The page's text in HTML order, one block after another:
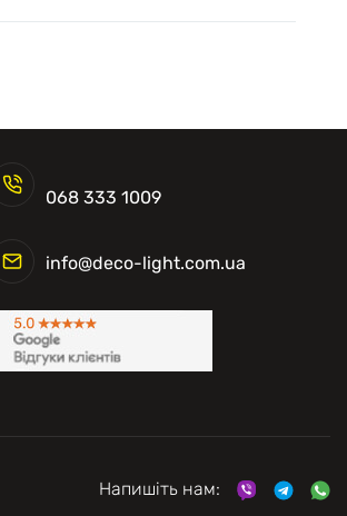
068 333 1009
info@deco-light.com.ua
Напишіть нам: